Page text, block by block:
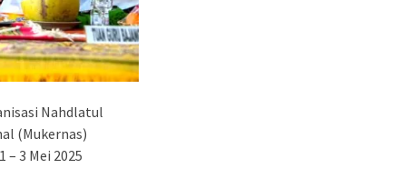
Nahdlatul
(Mukernas)
3 Mei 2025